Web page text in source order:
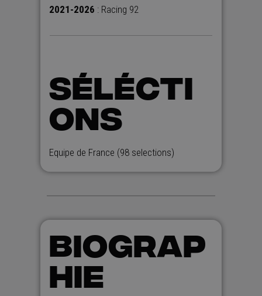
2021-2026 : Racing 92
SÉLÉCTI
ONS
Equipe de France (98 selections)
BIOGRAP
HIE